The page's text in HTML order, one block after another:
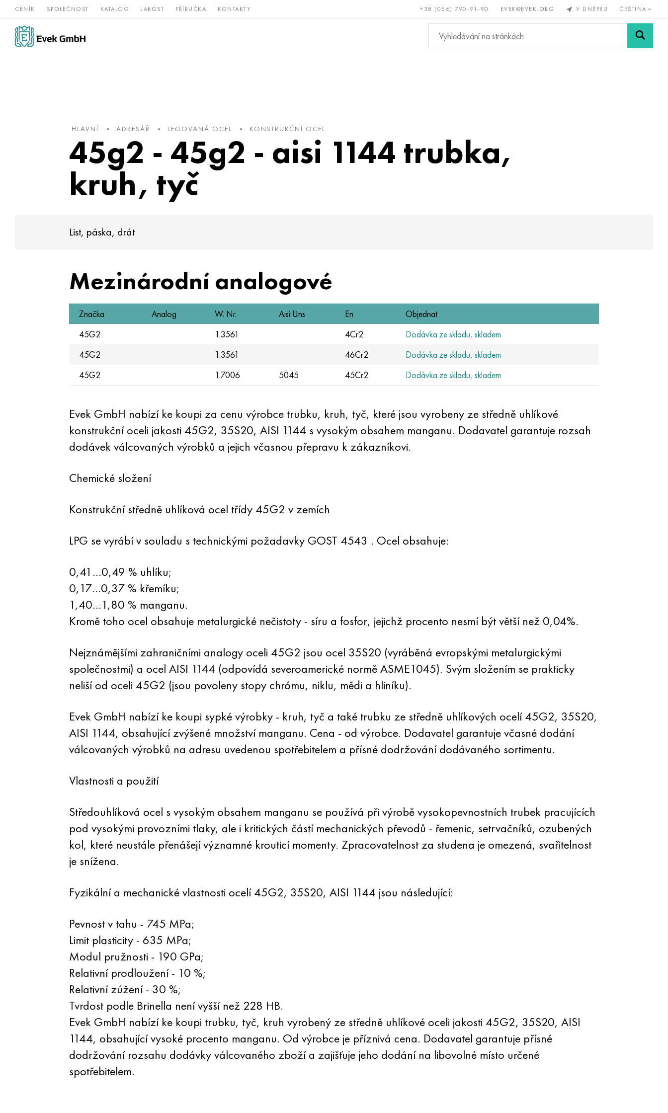
CENÍK SPOLEČNOST KATALOG JAKOST PŘÍRUČKA KONTAKTY +38 (056) 790-91-90 EVEK@EVEK.ORG V DNĚPRU ČEŠTINA
Slitiny
niklu
nerezová Vzácné a Bronz, měď, Neželezné
kovy
Legovaná Sítě a
HLAVNÍ ADRESÁŘ LEGOVANÁ OCEL KONSTRUKČNÍ OCEL
45g2 - 45g2 - aisi 1144 trubka,
kruh, tyč
List, páska, drát
Mezinárodní analogové
Značka Analog W. Nr. Aisi Uns En
Objednat
45G2
1.3561 4Cr2
Dodávka ze skladu, skladem
45G2
1.3561 46Cr2
Dodávka ze skladu, skladem
45G2
1.7006 5045 45Cr2 Dodávka ze skladu, skladem
Evek GmbH nabízí ke koupi za cenu výrobce trubku, kruh, tyč, které jsou vyrobeny ze středně uhlíkové
konstrukční oceli jakosti 45G2, 35S20, AISI 1144 s vysokým obsahem manganu. Dodavatel garantuje rozsah
dodávek válcovaných výrobků a jejich včasnou přepravu k zákazníkovi.
Chemické složení
Konstrukční středně uhlíková ocel třídy 45G2 v zemích
LPG se vyrábí v souladu s technickými požadavky GOST 4543 . Ocel obsahuje:
0,41…0,49 % uhlíku;
0,17…0,37 % křemíku;
1,40…1,80 % manganu.
Kromě toho ocel obsahuje metalurgické nečistoty - síru a fosfor, jejichž procento nesmí být větší než 0,04%.
Nejznámějšími zahraničními analogy oceli 45G2 jsou ocel 35S20 (vyráběná evropskými metalurgickými
společnostmi) a ocel AISI 1144 (odpovídá severoamerické normě ASME1045). Svým složením se prakticky
neliší od oceli 45G2 (jsou povoleny stopy chrómu, niklu, mědi a hliníku).
Evek GmbH nabízí ke koupi sypké výrobky - kruh, tyč a také trubku ze středně uhlíkových ocelí 45G2, 35S20,
AISI 1144, obsahující zvýšené množství manganu. Cena - od výrobce. Dodavatel garantuje včasné dodání
válcovaných výrobků na adresu uvedenou spotřebitelem a přísné dodržování dodávaného sortimentu.
Vlastnosti a použití
Středouhlíková ocel s vysokým obsahem manganu se používá při výrobě vysokopevnostních trubek pracujících
pod vysokými provozními tlaky, ale i kritických částí mechanických převodů - řemenic, setrvačníků, ozubených
kol, které neustále přenášejí významné krouticí momenty. Zpracovatelnost za studena je omezená, svařitelnost
je snížena.
Fyzikální a mechanické vlastnosti ocelí 45G2, 35S20, AISI 1144 jsou následující:
Pevnost v tahu - 745 MPa;
Limit plasticity - 635 MPa;
Modul pružnosti - 190 GPa;
Relativní prodloužení - 10 %;
Relativní zúžení - 30 %;
Tvrdost podle Brinella není vyšší než 228 HB.
Evek GmbH nabízí ke koupi trubku, tyč, kruh vyrobený ze středně uhlíkové oceli jakosti 45G2, 35S20, AISI
1144, obsahující vysoké procento manganu. Od výrobce je příznivá cena. Dodavatel garantuje přísné
dodržování rozsahu dodávky válcovaného zboží a zajišťuje jeho dodání na libovolné místo určené
spotřebitelem.